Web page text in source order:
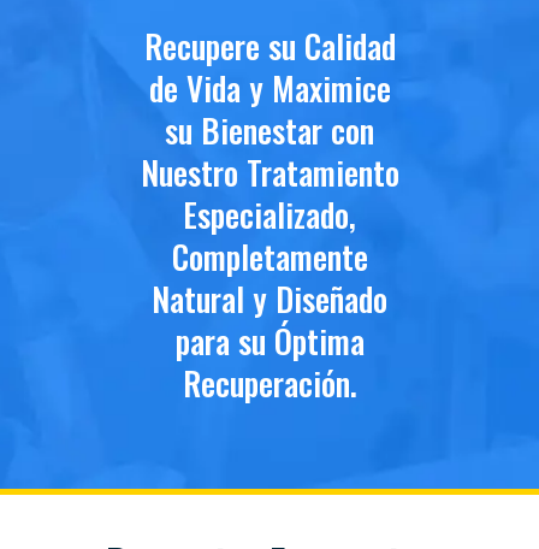
Recupere su Calidad
de Vida y Maximice
su Bienestar con
Nuestro Tratamiento
Especializado,
Completamente
Natural y Diseñado
para su Óptima
Recuperación.